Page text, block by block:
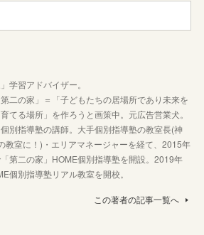
学習アドバイザー。
二の家」＝「子どもたちの居場所であり未来を
てる場所」を作ろうと画策中。元広告営業犬。
別指導塾の講師。大手個別指導塾の教室長(神
教室に！)・エリアマネージャーを経て、2015年
第二の家」HOME個別指導塾を開設。2019年
個別指導塾リアル教室を開校。
この著者の記事一覧へ